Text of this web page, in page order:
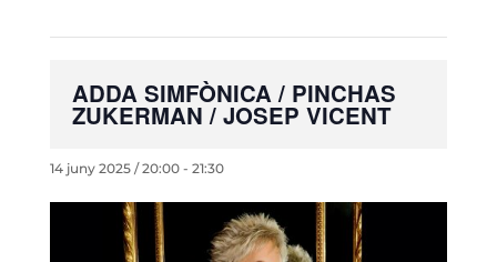
ADDA SIMFÒNICA / PINCHAS
ZUKERMAN / JOSEP VICENT
14 juny 2025 / 20:00- 21:30